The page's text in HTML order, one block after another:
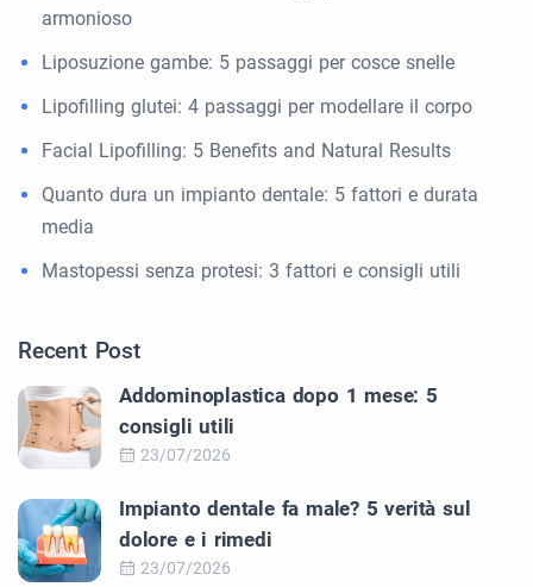
armonioso
Liposuzione gambe: 5 passaggi per cosce snelle
Lipofilling glutei: 4 passaggi per modellare il corpo
Facial Lipofilling: 5 Benefits and Natural Results
Quanto dura un impianto dentale: 5 fattori e durata
media
Mastopessi senza protesi: 3 fattori e consigli utili
Recent Post
Addominoplastica dopo 1 mese: 5
consigli utili
23/07/2026
Impianto dentale fa male? 5 verità sul
dolore e i rimedi
23/07/2026